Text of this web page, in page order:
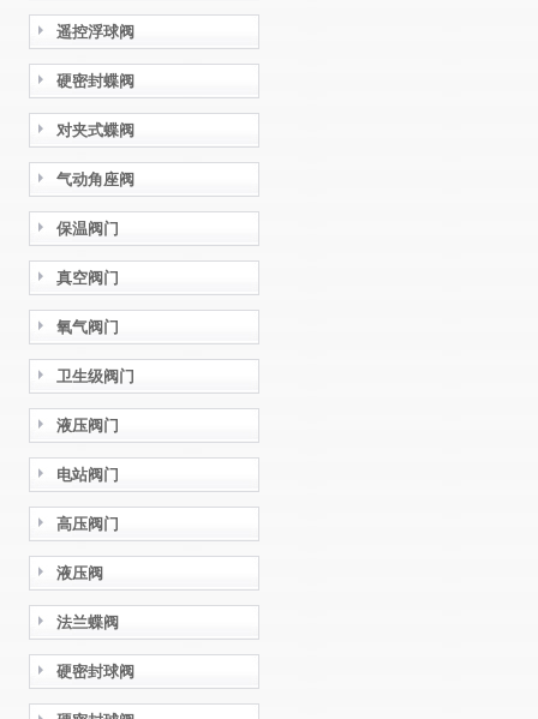
遥控浮球阀
硬密封蝶阀
对夹式蝶阀
气动角座阀
保温阀门
真空阀门
氧气阀门
卫生级阀门
液压阀门
电站阀门
高压阀门
液压阀
法兰蝶阀
硬密封球阀